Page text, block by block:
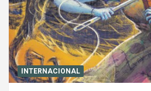
INTERNACIONAL